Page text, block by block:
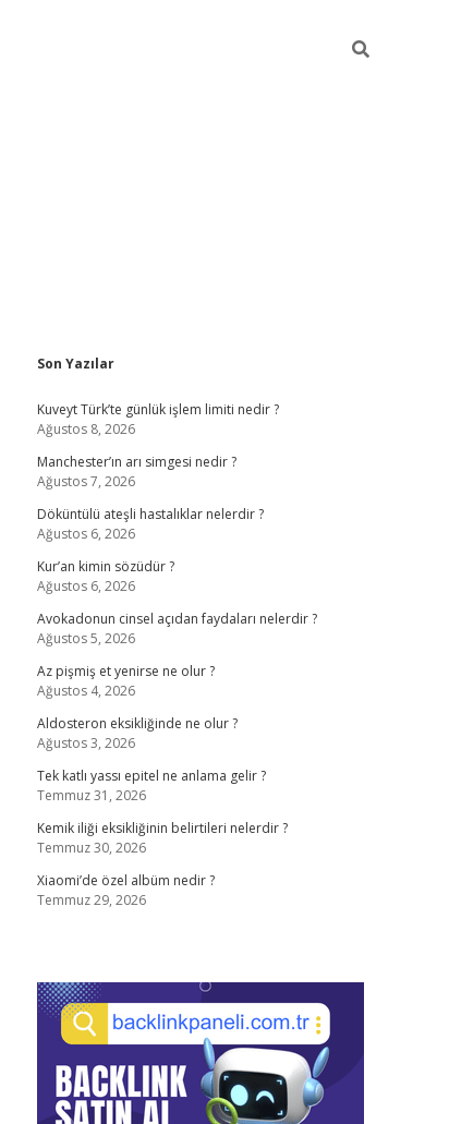
Sidebar
Son Yazılar
Kuveyt Türk’te günlük işlem limiti nedir ?
Ağustos 8, 2026
Manchester’ın arı simgesi nedir ?
Ağustos 7, 2026
Döküntülü ateşli hastalıklar nelerdir ?
Ağustos 6, 2026
Kur’an kimin sözüdür ?
Ağustos 6, 2026
Avokadonun cinsel açıdan faydaları nelerdir ?
Ağustos 5, 2026
Az pişmiş et yenirse ne olur ?
Ağustos 4, 2026
Aldosteron eksikliğinde ne olur ?
Ağustos 3, 2026
Tek katlı yassı epitel ne anlama gelir ?
Temmuz 31, 2026
Kemik iliği eksikliğinin belirtileri nelerdir ?
Temmuz 30, 2026
Xiaomi’de özel albüm nedir ?
Temmuz 29, 2026